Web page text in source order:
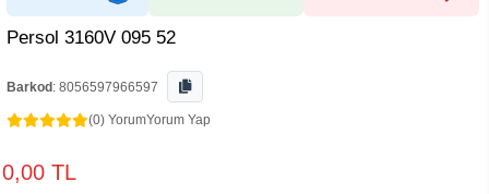
Persol 3160V 095 52
Barkod : 8056597966597
(0) YorumYorum Yap
0,00 TL